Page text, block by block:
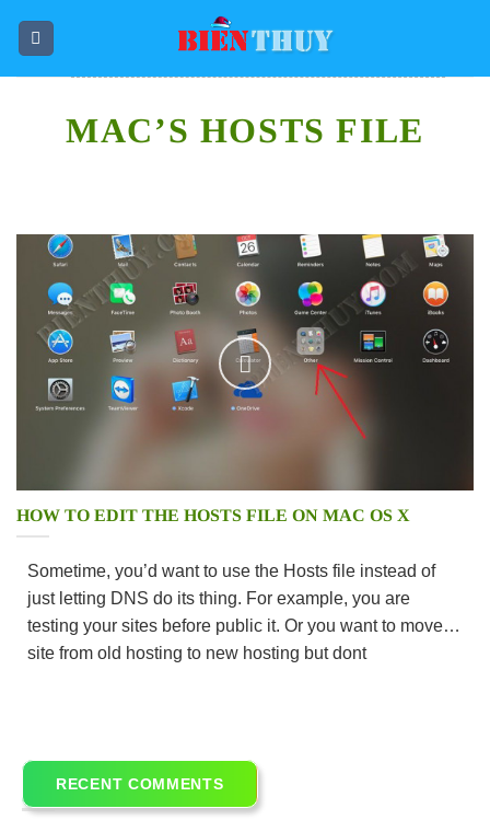
MAC’S HOSTS FILE
HOW TO EDIT THE HOSTS FILE ON MAC OS X
Sometime, you’d want to use the Hosts file instead of
just letting DNS do its thing. For example, you are
testing your sites before public it. Or you want to move
site from old hosting to new hosting but dont
RECENT COMMENTS